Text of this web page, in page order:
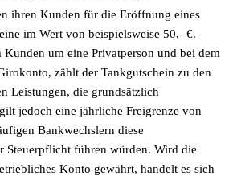
ihren Kunden für die Eröffnung eines
im Wert von beispielsweise 50,- €.
Kunden um eine Privatperson und bei dem
zählt der Tankgutschein zu den
Leistungen, die grundsätzlich
jedoch eine jährliche Freigrenze von
Bankwechslern diese
Steuerpflicht führen würden. Wird die
Konto gewährt, handelt es sich